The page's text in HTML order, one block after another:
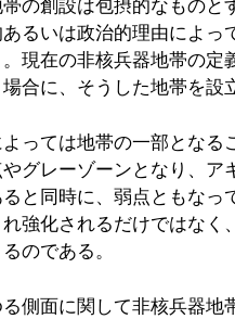
の創設は包摂的なもの
るいは政治的理由によっ
現在の非核兵器地帯の定
合に、そうした地帯を設
っては地帯の一部とな
グレーゾーンとなり、
と同時に、弱点ともな
強化されるだけではな
のである。
側面に関して非核兵器